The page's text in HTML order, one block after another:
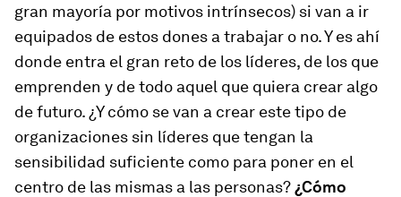
gran mayoría por motivos intrínsecos) si van a ir
equipados de estos dones a trabajar o no. Y es ahí
donde entra el gran reto de los líderes, de los que
emprenden y de todo aquel que quiera crear algo
de futuro. ¿Y cómo se van a crear este tipo de
organizaciones sin líderes que tengan la
sensibilidad suficiente como para poner en el
centro de las mismas a las personas?¿Cómo